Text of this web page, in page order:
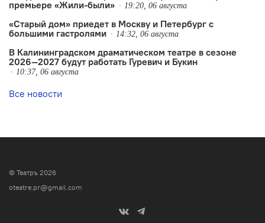
премьере «Жили-были»
19:20, 06 августа
«Старый дом» приедет в Москву и Петербург с
большими гастролями
14:32, 06 августа
В Калининградском драматическом театре в сезоне
2026—2027 будут работать Гуревич и Букин
10:37, 06 августа
Все новости
© Театръ 2026
oteatre.pr@gmail.com